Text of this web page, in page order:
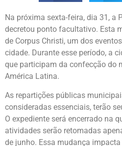
Na próxima sexta-feira, dia 31, a
decretou ponto facultativo. Esta
de Corpus Christi, um dos
cidade. Durante esse período, a
que participam da confecção do
América Latina.
As repartições públicas
consideradas essenciais, terão
O expediente será encerrado na
atividades serão retomadas
de junho. Essa mudança